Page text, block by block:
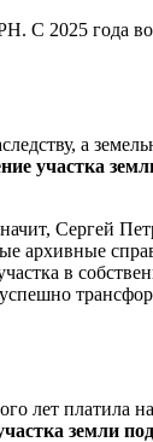
С 2025 года
а
участка
Сергей
архивные
в
лет платила
земли